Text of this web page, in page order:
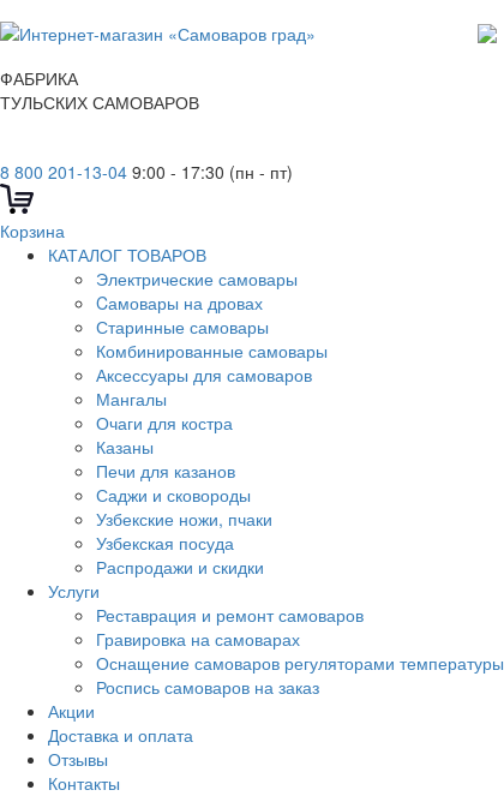
ФАБРИКА
ТУЛЬСКИХ САМОВАРОВ
8 800 201-13-04 9:00 - 17:30 (пн - пт)
Корзина
КАТАЛОГ ТОВАРОВ
Электрические самовары
Cамовары на дровах
Старинные самовары
Комбинированные самовары
Аксессуары для самоваров
Мангалы
Очаги для костра
Казаны
Печи для казанов
Саджи и сковороды
Узбекские ножи, пчаки
Узбекская посуда
Распродажи и скидки
Услуги
Реставрация и ремонт самоваров
Гравировка на самоварах
Оснащение самоваров регуляторами температуры
Роспись самоваров на заказ
Акции
Доставка и оплата
Отзывы
Контакты